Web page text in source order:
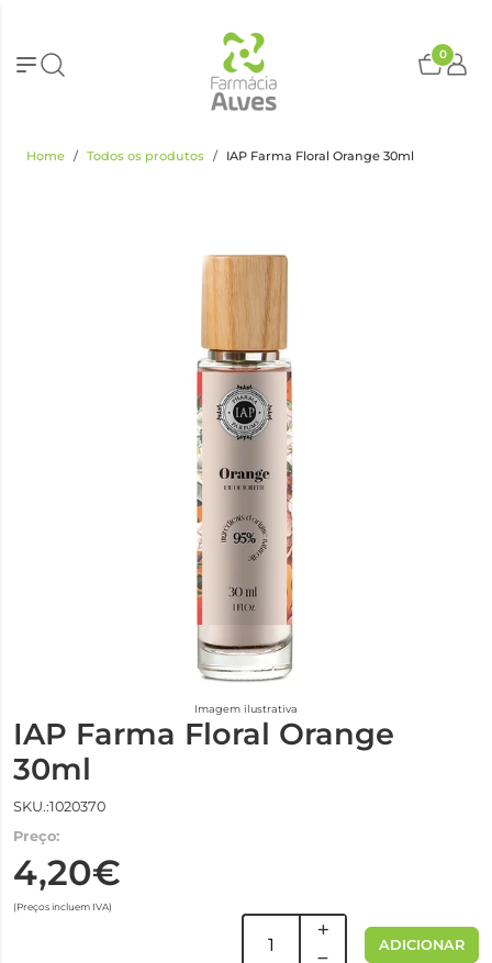
0
Home Todos os produtos IAP Farma Floral Orange 30ml
Imagem ilustrativa
IAP Farma Floral Orange
30ml
SKU.:1020370
Preço:
4,20€
(Preços incluem IVA)
ADICIONAR